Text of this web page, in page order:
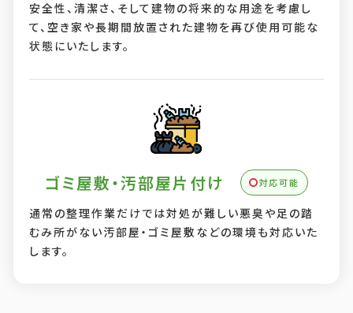
安全性、清潔さ、そして建物の将来的な用途を考慮し
て、空き家や長期間放置された建物を再び使用可能な
状態にいたします。
ゴミ屋敷・汚部屋片付け 対応可能
通常の整理作業だけでは対処が難しい悪臭や足の踏
むみ所がない汚部屋・ゴミ屋敷などの環境も対応いた
します。